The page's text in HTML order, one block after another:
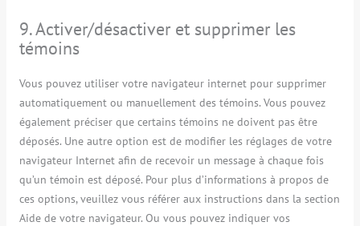
9. Activer/désactiver et supprimer les
témoins
Vous pouvez utiliser votre navigateur internet pour supprimer
automatiquement ou manuellement des témoins. Vous pouvez
également préciser que certains témoins ne doivent pas être
déposés. Une autre option est de modifier les réglages de votre
navigateur Internet afin de recevoir un message à chaque fois
qu’un témoin est déposé. Pour plus d’informations à propos de
ces options, veuillez vous référer aux instructions dans la section
Aide de votre navigateur. Ou vous pouvez indiquer vos